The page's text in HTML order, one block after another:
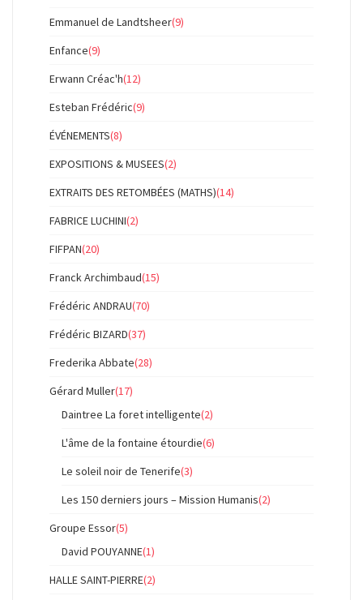
Emmanuel de Landtsheer(9)
Enfance(9)
Erwann Créac'h(12)
Esteban Frédéric(9)
ÉVÉNEMENTS(8)
EXPOSITIONS & MUSEES(2)
EXTRAITS DES RETOMBÉES (MATHS)(14)
FABRICE LUCHINI(2)
FIFPAN(20)
Franck Archimbaud(15)
Frédéric ANDRAU(70)
Frédéric BIZARD(37)
Frederika Abbate(28)
Gérard Muller(17)
Daintree La foret intelligente(2)
L'âme de la fontaine étourdie(6)
Le soleil noir de Tenerife(3)
Les 150 derniers jours – Mission Humanis(2)
Groupe Essor(5)
David POUYANNE(1)
HALLE SAINT-PIERRE(2)